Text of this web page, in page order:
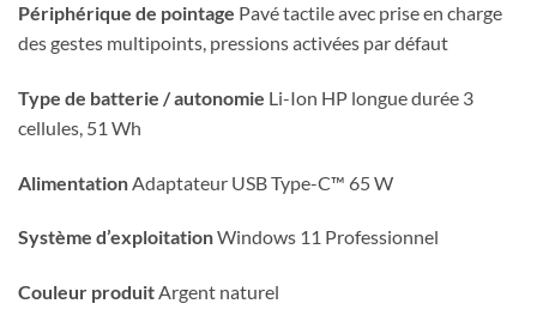
Périphérique de pointage Pavé tactile avec prise en charge
des gestes multipoints, pressions activées par défaut
Type de batterie / autonomie Li-Ion HP longue durée 3
cellules, 51 Wh
Alimentation Adaptateur USB Type-C™ 65 W
Système d’exploitationWindows 11 Professionnel
Couleur produitArgent naturel